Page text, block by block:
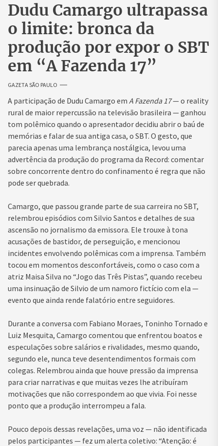
Dudu Camargo ultrapassa
o limite: bronca da
produção por expor o SBT
em “A Fazenda 17”
GAZETA SÃO PAULO
A participação de Dudu Camargo em A Fazenda 17— o reality
rural de maior repercussão na televisão brasileira — ganhou
tom polêmico quando o apresentador decidiu abrir o baú de
memórias e falar de sua antiga casa, o SBT. O gesto, que
parecia apenas uma lembrança nostálgica, levou uma
advertência da produção do programa da Record: comentar
sobre concorrente dentro do confinamento é regra que não
pode ser quebrada.
Camargo, que passou grande parte de sua carreira no SBT,
relembrou episódios com Silvio Santos e detalhes de sua
ascensão no jornalismo da emissora. Ele trouxe à tona
acusações de bastidor, de perseguição, e mencionou
incidentes envolvendo polêmicas com a imprensa. Também
tocou em momentos desconfortáveis, como o caso com a
atriz Maisa Silva no “Jogo das Três Pistas”, quando recebeu
uma insinuação de Silvio de um namoro fictício com ela —
evento que ainda rende falatório entre seguidores.
Durante a conversa com Fabiano Moraes, Toninho Tornado e
Luiz Mesquita, Camargo comentou que enfrentou boatos e
especulações sobre salários e rivalidades, mesmo quando,
segundo ele, nunca teve desentendimentos formais com
colegas. Relembrou ainda que houve pressão da imprensa
para criar narrativas e que muitas vezes lhe atribuíram
motivações que não correspondem ao que vivia. Foi nesse
ponto que a produção interrompeu a fala.
Pouco depois dessas revelações, uma voz — não identificada
pelos participantes — fez um alerta coletivo: “Atenção: é